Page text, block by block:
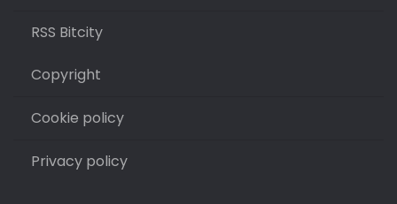
RSS Bitcity
Copyright
Cookie policy
Privacy policy